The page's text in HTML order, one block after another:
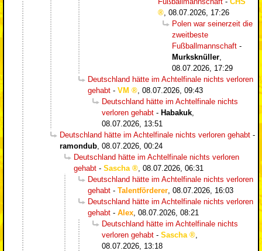
08.07.2026, 17:26
Polen war seinerzeit die
zweitbeste
Fußballmannschaft -
Murksknüller
08.07.2026, 17:29
Deutschland hätte im Achtelfinale nichts verloren
gehabt - VM
08.07.2026, 09:43
Deutschland hätte im Achtelfinale nichts
verloren gehabt - Habakuk
08.07.2026, 13:51
Deutschland hätte im Achtelfinale nichts verloren gehabt -
ramondub 08.07.2026, 00:24
Deutschland hätte im Achtelfinale nichts verloren
gehabt - Sascha
08.07.2026, 06:31
Deutschland hätte im Achtelfinale nichts verloren
gehabt - Talentförderer 08.07.2026, 16:03
Deutschland hätte im Achtelfinale nichts verloren
gehabt - Alex 08.07.2026, 08:21
Deutschland hätte im Achtelfinale nichts
verloren gehabt - Sascha
08.07.2026, 13:18